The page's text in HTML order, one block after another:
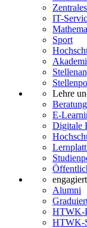
IT-
Sport
Lehre
E-
Digitale
Alumni
HTWK-
HTWK-